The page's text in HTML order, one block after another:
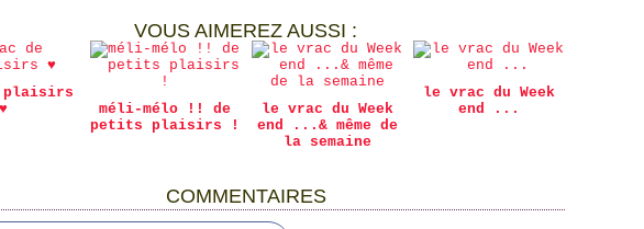
VOUS AIMEREZ AUSSI :
plaisirs
♥
méli-mélo !! de
petits plaisirs !
le vrac du Week
end ...& même de
la semaine
le vrac du Week
end ...
COMMENTAIRES